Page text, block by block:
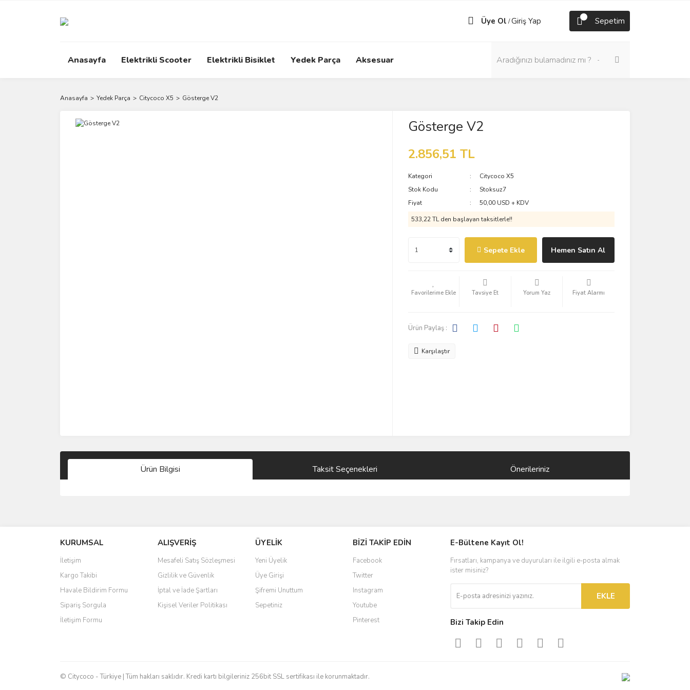
Üye Ol /Giriş Yap Sepetim
Anasayfa Elektrikli Scooter Elektrikli Bisiklet Yedek Parça Aksesuar
Anasayfa Yedek Parça Citycoco X5 Gösterge V2
Gösterge V2
2.856,51 TL
Kategori
Citycoco X5
Stok Kodu
Stoksuz7
Fiyat
50,00 USD + KDV
533,22 TL den başlayan taksitlerle!!
Sepete Ekle Hemen Satın Al
Tavsiye Et Yorum Yaz Fiyat Alarmı
Ürün Paylaş :
Karşılaştır
Ürün Bilgisi Taksit Seçenekleri Önerileriniz
Ürün resmi kalitesiz, bozuk veya görüntülenemiyor.
Ürün açıklamasında eksik bilgiler bulunuyor.
Ürün bilgilerinde hatalar bulunuyor.
Ürün fiyatı diğer sitelerden daha pahalı.
Bu ürüne benzer farklı alternatifler olmalı.
KURUMSAL
İletişim
Kargo Takibi
Havale Bildirim Formu
Sipariş Sorgula
İletişim Formu
ALIŞVERİŞ
Mesafeli Satış Sözleşmesi
Gizlilik ve Güvenlik
İptal ve İade Şartları
Kişisel Veriler Politikası
ÜYELİK
Yeni Üyelik
Üye Girişi
Şifremi Unuttum
Sepetiniz
BİZİ TAKİP EDİN
Facebook
Twitter
Instagram
Youtube
Pinterest
E-Bültene Kayıt Ol!
Fırsatları, kampanya ve duyuruları ile ilgili e-posta almak
ister misiniz?
EKLE
Bizi Takip Edin
© Citycoco - Türkiye | Tüm hakları saklıdır. Kredi kartı bilgileriniz 256bit SSL sertifikası ile korunmaktadır.